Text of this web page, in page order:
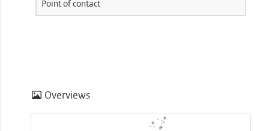
Point of contact
Overviews